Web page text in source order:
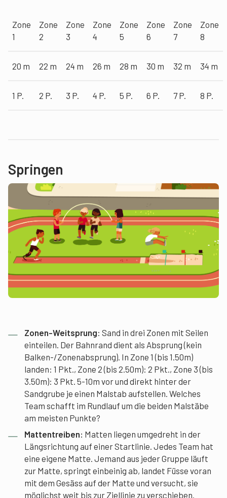
Zone
1
Zone
2
Zone
3
Zone
4
Zone
5
Zone
6
Zone
7
Zone
8
20 m 22 m 24 m 26 m 28 m 30 m 32 m 34 m
1 P. 2 P. 3 P. 4 P. 5 P. 6 P. 7 P. 8 P.
Springen
Zonen-Weitsprung: Sand in drei Zonen mit Seilen
einteilen. Der Bahnrand dient als Absprung (kein
Balken-/Zonenabsprung). In Zone 1 (bis 1.50m)
landen: 1 Pkt., Zone 2 (bis 2.50m): 2 Pkt., Zone 3 (bis
3.50m): 3 Pkt. 5-10m vor und direkt hinter der
Sandgrube je einen Malstab aufstellen. Welches
Team schafft im Rundlauf um die beiden Malstäbe
am meisten Punkte?
Mattentreiben: Matten liegen umgedreht in der
Längsrichtung auf einer Startlinie. Jedes Team hat
eine eigene Matte. Jemand aus jeder Gruppe läuft
zur Matte, springt einbeinig ab, landet Füsse voran
mit dem Gesäss auf der Matte und versucht, sie
möglichst weit bis zur Ziellinie zu verschieben.